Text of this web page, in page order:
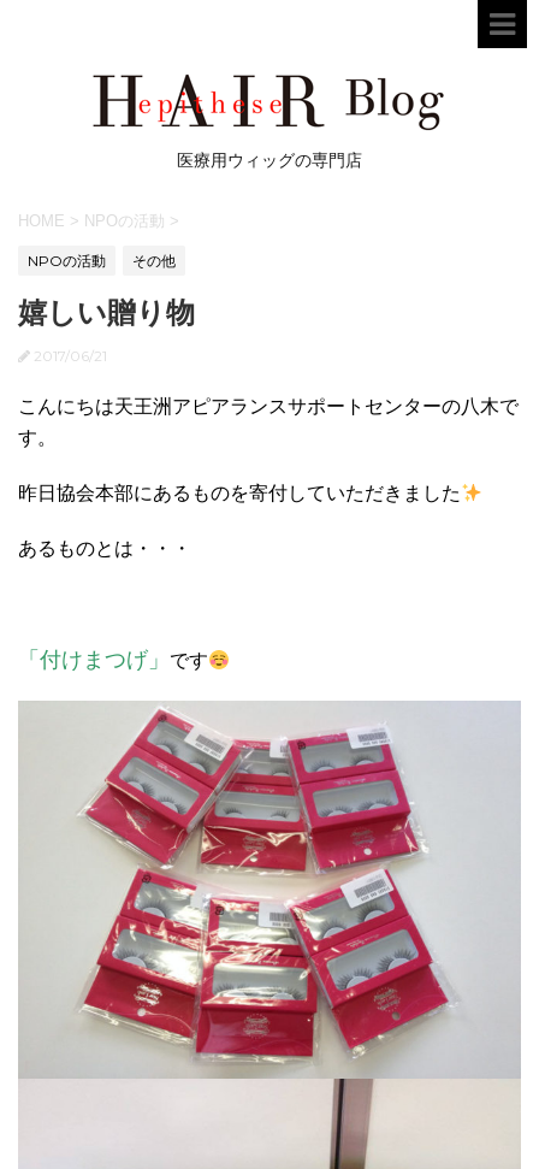
医療用ウィッグの専門店
HOME > NPOの活動 >
NPOの活動 その他
嬉しい贈り物
2017/06/21
こんにちは天王洲アピアランスサポートセンターの八木で
す。
昨日協会本部にあるものを寄付していただきました
あるものとは・・・
「付けまつげ」 です